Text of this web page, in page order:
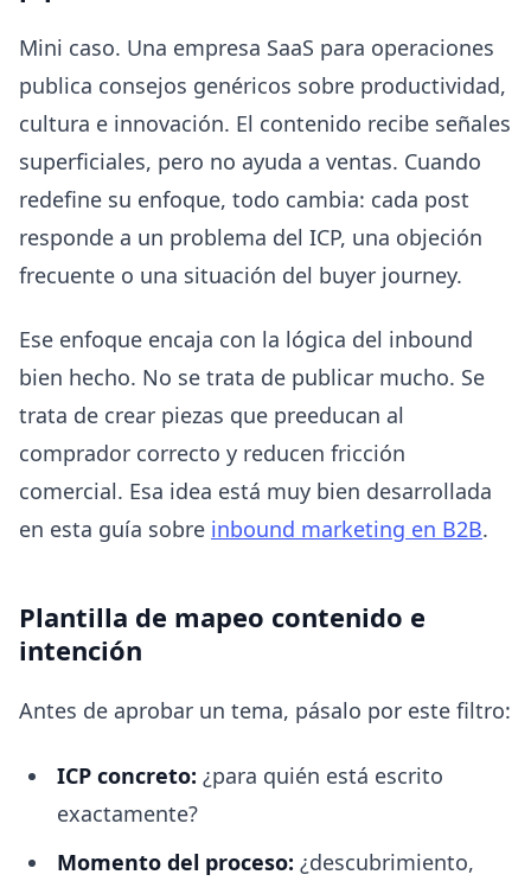
Mini caso. Una empresa SaaS para operaciones
publica consejos genéricos sobre productividad,
cultura e innovación. El contenido recibe señales
superficiales, pero no ayuda a ventas. Cuando
redefine su enfoque, todo cambia: cada post
responde a un problema del ICP, una objeción
frecuente o una situación del buyer journey.
Ese enfoque encaja con la lógica del inbound
bien hecho. No se trata de publicar mucho. Se
trata de crear piezas que preeducan al
comprador correcto y reducen fricción
comercial. Esa idea está muy bien desarrollada
en esta guía sobre inbound marketing en B2B.
Plantilla de mapeo contenido e
intención
Antes de aprobar un tema, pásalo por este filtro:
ICP concreto: ¿para quién está escrito
exactamente?
Momento del proceso: ¿descubrimiento,